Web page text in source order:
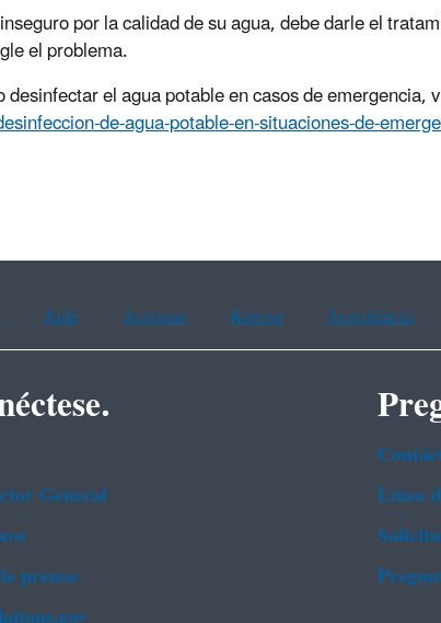
por la calidad de su agua, debe darle el
el problema.
el agua potable en casos de emergencia,
de-agua-potable-en-situaciones-de-
Aide Asistans Korean Assistência
General
prensa
Línea